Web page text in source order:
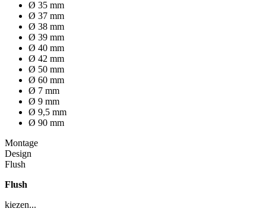
Ø 35 mm
Ø 37 mm
Ø 38 mm
Ø 39 mm
Ø 40 mm
Ø 42 mm
Ø 50 mm
Ø 60 mm
Ø 7 mm
Ø 9 mm
Ø 9,5 mm
Ø 90 mm
Montage
Design
Flush
Flush
kiezen...